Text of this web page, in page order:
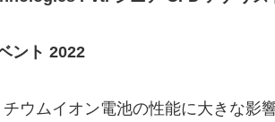
ント 2022
ウムイオン電池の性能に大きな影